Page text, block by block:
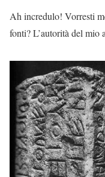
Ah incredulo! Vorresti
fonti? L’autorità del mio